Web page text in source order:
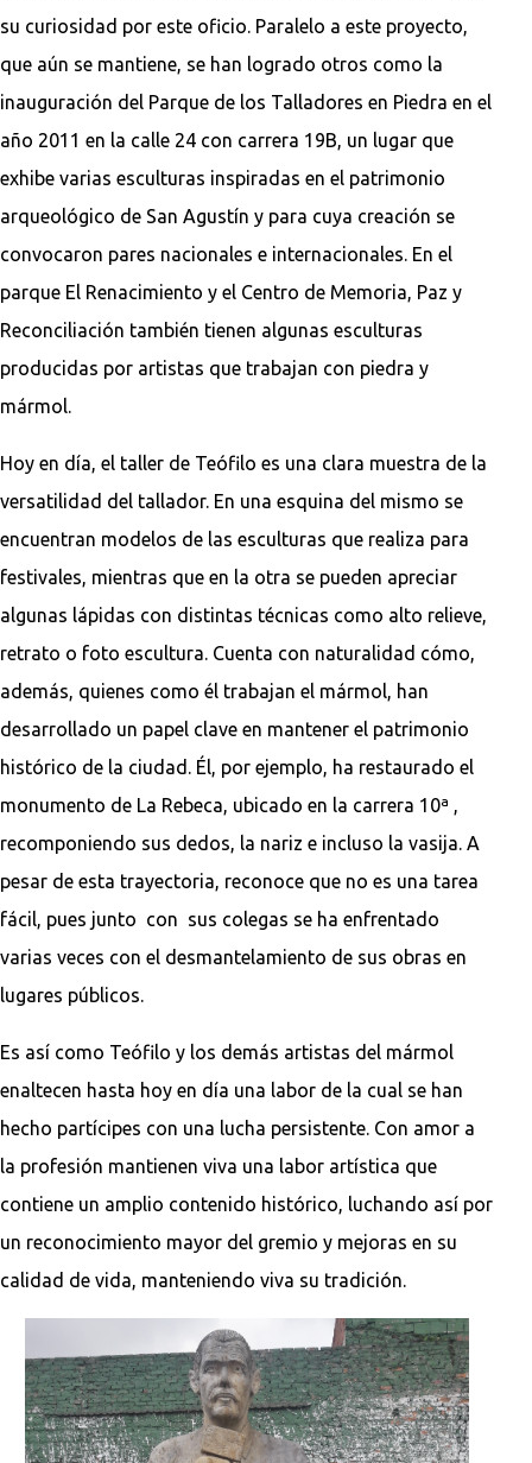
su curiosidad por este oficio. Paralelo a este proyecto,
que aún se mantiene, se han logrado otros como la
inauguración del Parque de los Talladores en Piedra en el
año 2011 en la calle 24 con carrera 19B, un lugar que
exhibe varias esculturas inspiradas en el patrimonio
arqueológico de San Agustín y para cuya creación se
convocaron pares nacionales e internacionales. En el
parque El Renacimiento y el Centro de Memoria, Paz y
Reconciliación también tienen algunas esculturas
producidas por artistas que trabajan con piedra y
mármol.
Hoy en día, el taller de Teófilo es una clara muestra de la
versatilidad del tallador. En una esquina del mismo se
encuentran modelos de las esculturas que realiza para
festivales, mientras que en la otra se pueden apreciar
algunas lápidas con distintas técnicas como alto relieve,
retrato o foto escultura. Cuenta con naturalidad cómo,
además, quienes como él trabajan el mármol, han
desarrollado un papel clave en mantener el patrimonio
histórico de la ciudad. Él, por ejemplo, ha restaurado el
monumento de La Rebeca, ubicado en la carrera 10ª ,
recomponiendo sus dedos, la nariz e incluso la vasija. A
pesar de esta trayectoria, reconoce que no es una tarea
fácil, pues junto con sus colegas se ha enfrentado
varias veces con el desmantelamiento de sus obras en
lugares públicos.
Es así como Teófilo y los demás artistas del mármol
enaltecen hasta hoy en día una labor de la cual se han
hecho partícipes con una lucha persistente. Con amor a
la profesión mantienen viva una labor artística que
contiene un amplio contenido histórico, luchando así por
un reconocimiento mayor del gremio y mejoras en su
calidad de vida, manteniendo viva su tradición.